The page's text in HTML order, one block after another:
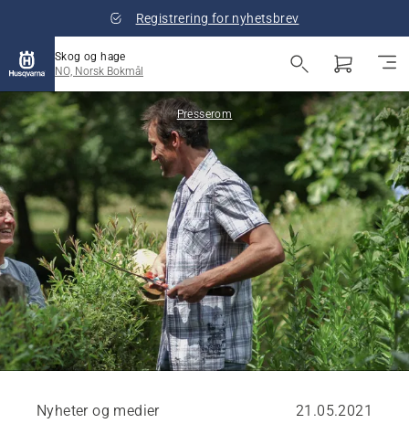
Registrering for nyhetsbrev
Skog og hage
NO, Norsk Bokmål
Presserom
Nyheter og medier 21.05.2021